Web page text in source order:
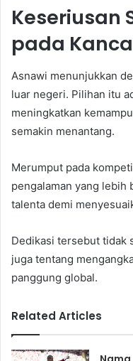
Keseriusan
pada
Asnawi menunjukkan
luar negeri. Pilihan itu
meningkatkan
semakin menantang.
Merumput pada
pengalaman yang lebih
talenta demi
Dedikasi tersebut tidak
juga tentang
panggung global.
Related Articles